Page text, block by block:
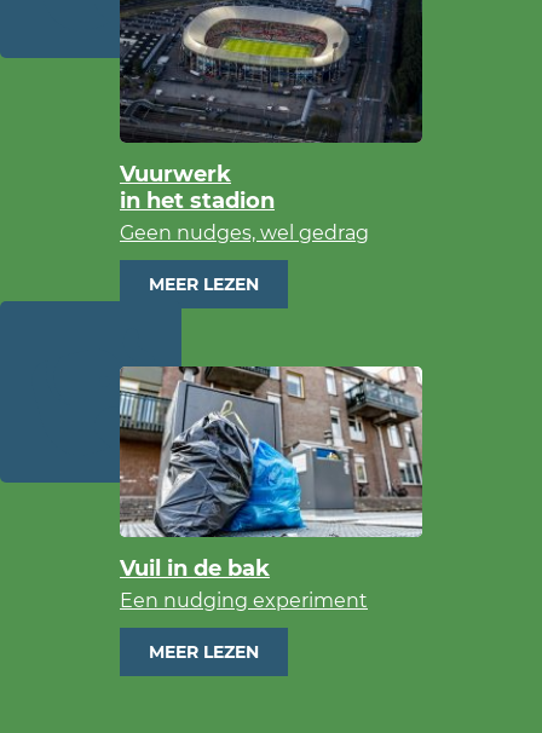
Vuurwerk
in het stadion
Geen nudges, wel gedrag
MEER LEZEN
Vuil in de bak
Een nudging experiment
MEER LEZEN